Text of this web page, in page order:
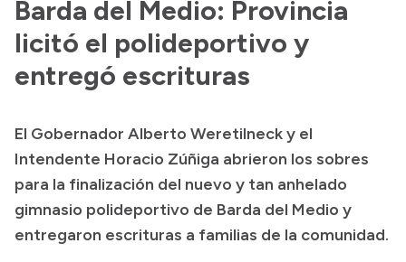
Delegaciones
Normativa
Presupuesto
Boletín Oficial
Compras y licitaciones
Consulta de expedientes
Barda del Medio: Provincia
licitó el polideportivo y
entregó escrituras
El Gobernador Alberto Weretilneck y el
Intendente Horacio Zúñiga abrieron los sobres
para la finalización del nuevo y tan anhelado
gimnasio polideportivo de Barda del Medio y
entregaron escrituras a familias de la comunidad.